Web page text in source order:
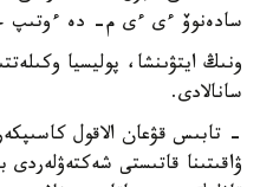
سادەنوۆ ءى ءى م- دە ءوتىپ
ونىڭ ايتۋىنشا، پوليسيا
سانالادى.
- تابىس قۋعان الاقول
ۋاقىتىنا قاتىستى شەكتەۋلەردى